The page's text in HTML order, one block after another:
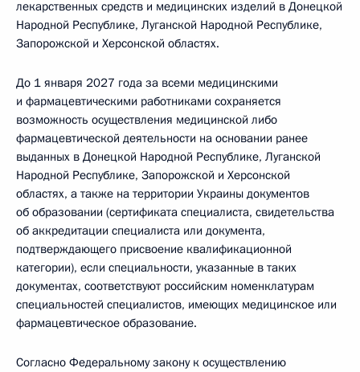
лекарственных средств и медицинских изделий в Донецкой
Народной Республике, Луганской Народной Республике,
Запорожской и Херсонской областях.
До 1 января 2027 года за всеми медицинскими
и фармацевтическими работниками сохраняется
возможность осуществления медицинской либо
фармацевтической деятельности на основании ранее
выданных в Донецкой Народной Республике, Луганской
Народной Республике, Запорожской и Херсонской
областях, а также на территории Украины документов
об образовании (сертификата специалиста, свидетельства
об аккредитации специалиста или документа,
подтверждающего присвоение квалификационной
категории), если специальности, указанные в таких
документах, соответствуют российским номенклатурам
специальностей специалистов, имеющих медицинское или
фармацевтическое образование.
Согласно Федеральному закону к осуществлению